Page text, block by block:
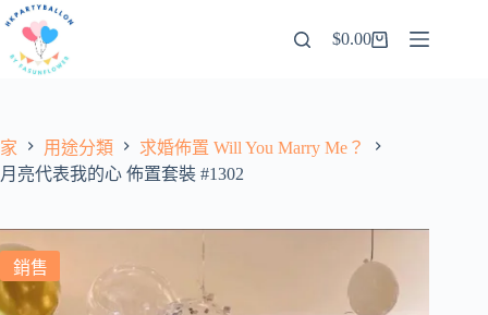
跳
內
$0.00
家 用途分類
求婚佈置 Will You Marry Me？
月亮代表我的心 佈置套裝 #1302
銷售